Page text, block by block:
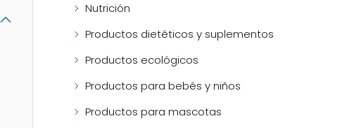
Nutrición
Productos dietéticos y suplementos
Productos ecológicos
Productos para bebés y niños
Productos para mascotas